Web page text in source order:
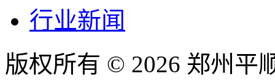
行业新闻
版权所有 © 2026 郑州平